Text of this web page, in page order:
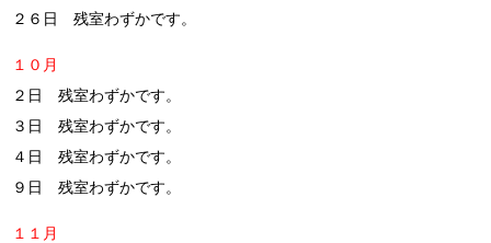
２６日 残室わずかです。
１０月
２日 残室わずかです。
３日 残室わずかです。
４日 残室わずかです。
９日 残室わずかです。
１１月